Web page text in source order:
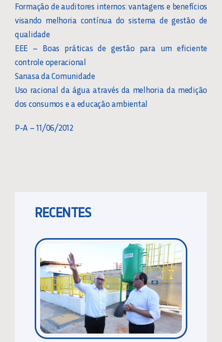
Formação de auditores internos: vantagens e benefícios
visando melhoria contínua do sistema de gestão de
qualidade
EEE – Boas práticas de gestão para um eficiente
controle operacional
Sanasa da Comunidade
Uso racional da água através da melhoria da medição
dos consumos e a educação ambiental
P-A – 11/06/2012
RECENTES